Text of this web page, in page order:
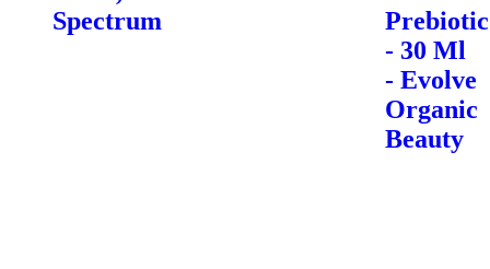
Spectrum
Prebiotic
- 30 Ml
- Evolve
Organic
Beauty